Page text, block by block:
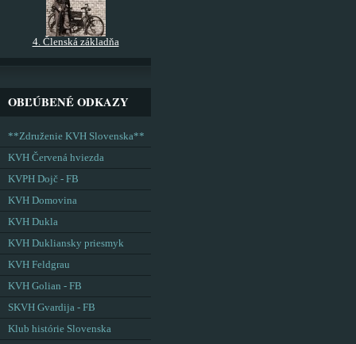
4. Členská základňa
OBĽÚBENÉ ODKAZY
**Združenie KVH Slovenska**
KVH Červená hviezda
KVPH Dojč - FB
KVH Domovina
KVH Dukla
KVH Dukliansky priesmyk
KVH Feldgrau
KVH Golian - FB
SKVH Gvardija - FB
Klub histórie Slovenska